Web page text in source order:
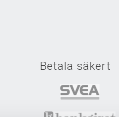
Betala säkert